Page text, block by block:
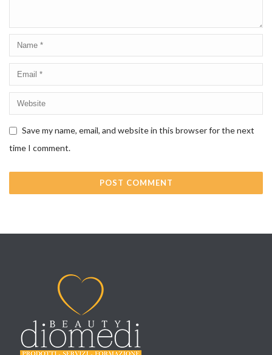
Save my name, email, and website in this browser for the next
time I comment.